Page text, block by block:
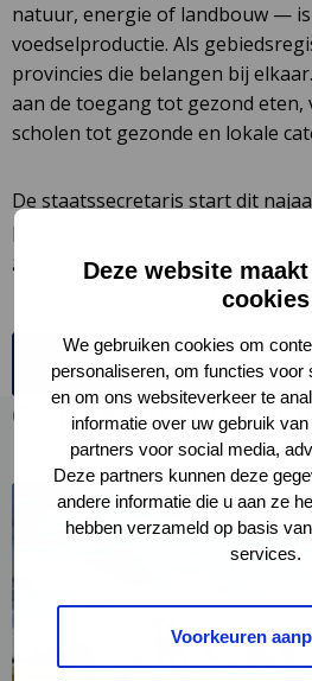
Deze website
cookies
We gebruiken cookies om
personaliseren, om functies voor
en om ons websiteverkeer te
informatie over uw gebruik
partners voor social media,
Deze partners kunnen deze
andere informatie die u aan ze
hebben verzameld op basis
services.
Voorkeuren
natuur, energie of landbouw —
voedselproductie. Als
provincies die belangen bij
aan de toegang tot gezond eten,
scholen tot gezonde en lokale
De staatssecretaris start dit
partijen uit de voedselketen. De
graag bij aan.
Lees de kamerbrief
Gerelateerd
Provincies
over
“Steunen